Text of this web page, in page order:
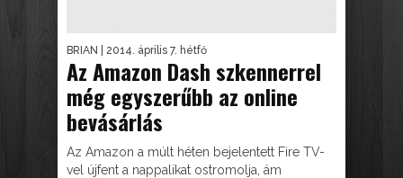
BRIAN | 2014. április 7. hétfő
Az Amazon Dash szkennerrel
még egyszerűbb az online
bevásárlás
Az Amazon a múlt héten bejelentett Fire TV-
vel újfent a nappalikat ostromolja, ám